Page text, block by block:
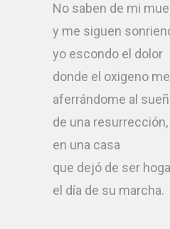
No saben de mi
y me siguen
yo escondo el dolor
donde el oxigeno
aferrándome al
de una resurrección,
en una casa
que dejó de ser
el día de su marcha.